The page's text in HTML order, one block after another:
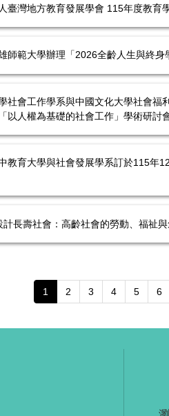
臺灣地方教育發展學會 115年度教育
師範大學辦理「2026全齡人生與終
社會工作學系與中國文化大學社會
以人權為基礎的社會工作」學術研討會
教育大學與社會發展學系訂於115
計長壽社會：高齡社會的勞動、福祉
1 2 3 4 5 6